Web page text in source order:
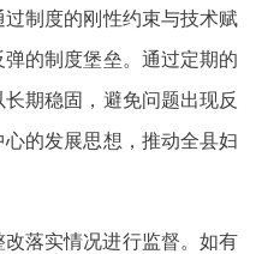
制度的刚性约束与技术赋
的制度堡垒。通过定期的
期稳固，避免问题出现反
的发展思想，推动全县妇
落实情况进行监督。如有